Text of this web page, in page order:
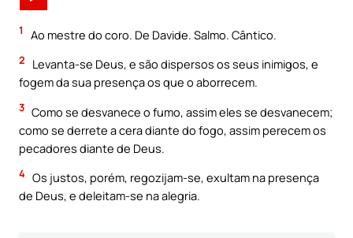
1 Ao mestre do coro. De Davide. Salmo. Cântico.
2
Levanta-se Deus, e são dispersos os seus inimigos, e
fogem da sua presença os que o aborrecem.
3 Como se desvanece o fumo, assim eles se desvanecem;
como se derrete a cera diante do fogo, assim perecem os
pecadores diante de Deus.
4 Os justos, porém, regozijam-se, exultam na presença
de Deus, e deleitam-se na alegria.